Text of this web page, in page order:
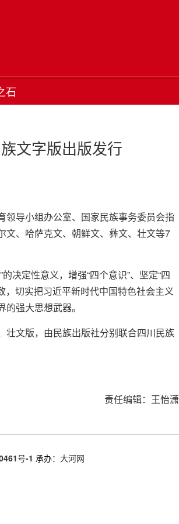
石
文字版出版发行
领导小组办公室、国家民族事务委员会指
文、哈萨克文、朝鲜文、彝文、壮文等7
决定性意义，增强“四个意识”、坚定“四
，切实把习近平新时代中国特色社会主义
强大思想武器。
壮文版，由民族出版社分别联合四川民族
责任编辑：王怡潇
号-1 承办： 大河网